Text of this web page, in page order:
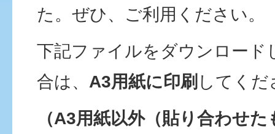
た。ぜひ、ご利用ください。
下記ファイルをダウンロード
合は、 A3用紙に印刷 してくだ
（A3用紙以外（貼り合わせ